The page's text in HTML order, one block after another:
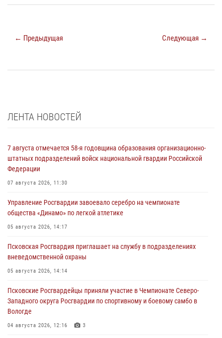
← Предыдущая Следующая →
ЛЕНТА НОВОСТЕЙ
7 августа отмечается 58-я годовщина образования организационно-
штатных подразделений войск национальной гвардии Российской
Федерации
07 августа 2026, 11:30
Управление Росгвардии завоевало серебро на чемпионате
общества «Динамо» по легкой атлетике
05 августа 2026, 14:17
Псковская Росгвардия приглашает на службу в подразделениях
вневедомственной охраны
05 августа 2026, 14:14
Псковские Росгвардейцы приняли участие в Чемпионате Северо-
Западного округа Росгвардии по спортивному и боевому самбо в
Вологде
04 августа 2026, 12:16 3